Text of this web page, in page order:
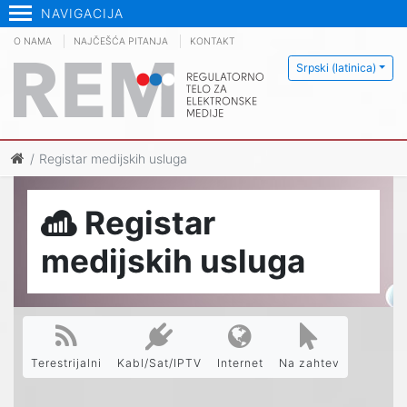
NAVIGACIJA
Srpski (latinica)
O NAMA NAJČEŠĆA PITANJA KONTAKT
Registar medijskih usluga
Registar
medijskih usluga
Terestrijalni Kabl/Sat/IPTV Internet Na zahtev